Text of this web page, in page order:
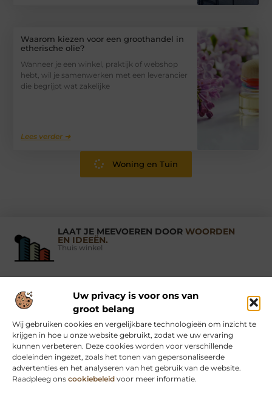
Uw privacy is voor ons van
groot belang
Wij gebruiken cookies en vergelijkbare technologieën om inzicht te
krijgen in hoe u onze website gebruikt, zodat we uw ervaring
kunnen verbeteren. Deze cookies worden voor verschillende
doeleinden ingezet, zoals het tonen van gepersonaliseerde
advertenties en het analyseren van het gebruik van de website.
Raadpleeg ons cookiebeleid voor meer informatie.
Waarom kiezen voor een groothandel in
etherische olie?
Wanneer je een winkel, praktijk of webshop
hebt, wil je samenwerken met een leverancier
die begrijpt wat zakelijke
Lees verder ➜
Woning en Tuin
LAAT JE MEEVOEREN DOOR WOORDEN
EN IDEEËN.
Thuis winkel
Vind Ons Hier :
Beroemdheden Uit de Media Partners Over ons
Contact Schrijf mee Website index Cookiebeleid (EU)